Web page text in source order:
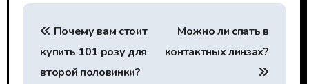
Н
Почему вам стоит
купить 101 розу для
второй половинки?
Можно ли спать в
контактных линзах?